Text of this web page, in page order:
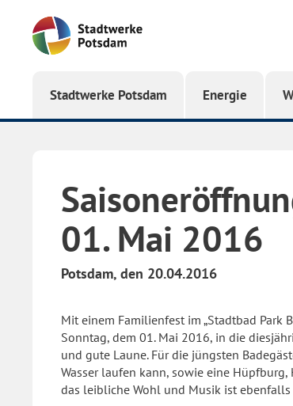
Startseite
Stadtwerke Potsdam Energie
01. Mai 2016
Potsdam, den 20.04.2016
Mit einem Familienfest im „Stadtbad Park
Sonntag, dem 01. Mai 2016, in die
und gute Laune. Für die jüngsten
Wasser laufen kann, sowie eine
das leibliche Wohl und Musik ist